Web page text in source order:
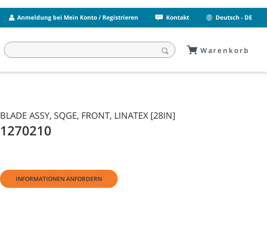
Anmeldung bei Mein Konto / Registrieren Kontakt Deutsch - DE
Warenkorb
BLADE ASSY, SQGE, FRONT, LINATEX [28IN]
1270210
INFORMATIONEN ANFORDERN